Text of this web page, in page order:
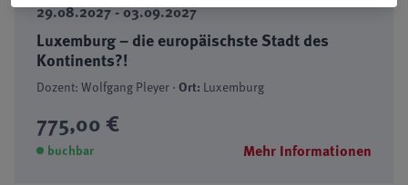
29.08.2027 - 03.09.2027
Luxemburg – die europäischste Stadt des
Kontinents?!
Dozent: Wolfgang Pleyer ·Ort: Luxemburg
775,00 €
buchbar Mehr Informationen